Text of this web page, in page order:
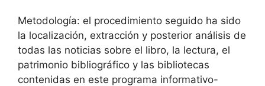
Metodología: el procedimiento seguido ha sido
la localización, extracción y posterior análisis de
todas las noticias sobre el libro, la lectura, el
patrimonio bibliográfico y las bibliotecas
contenidas en este programa informativo-